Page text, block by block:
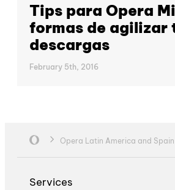
Tips para Opera
formas de agilizar
descargas
February 5th, 2016
Opera Latin America and Spain
Services